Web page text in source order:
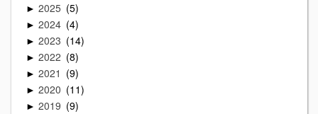
► 2025 5
► 2024 4
► 2023 14
► 2022 8
► 2021 9
► 2020 11
► 2019 9